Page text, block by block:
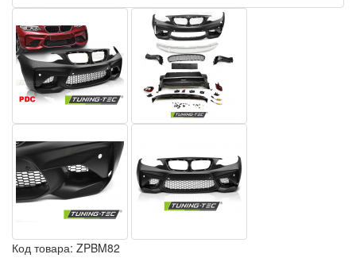
Код товара: ZPBM82